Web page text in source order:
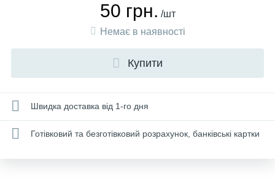
50 грн. /шт
Немає в наявності
Купити
Швидка доставка від 1-го дня
Готівковий та безготівковий розрахунок, банківські картки